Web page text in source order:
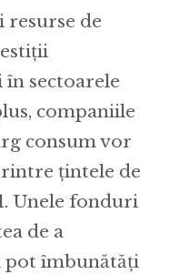
resurse de
sectoarele
companiile
consum vor
țintele de
Unele fonduri
de a
pot îmbunătăți